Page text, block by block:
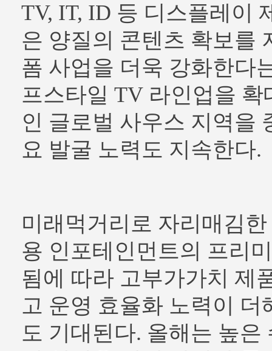
TV, IT, ID 등 디스플레이
은 양질의 콘텐츠 확보를
폼 사업을 더욱 강화한다
프스타일 TV 라인업을 확
인 글로벌 사우스 지역을
요 발굴 노력도 지속한다.
미래먹거리로 자리매김
용 인포테인먼트의 프리
됨에 따라 고부가가치 제
고 운영 효율화 노력이 더
도 기대된다. 올해는 높은